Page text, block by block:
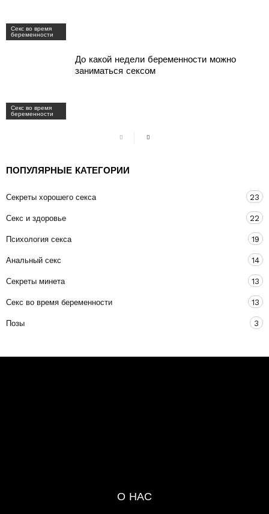
Секс во время
беременности
Секс во время
беременности
До какой недели беременности можно
заниматься сексом
ПОПУЛЯРНЫЕ КАТЕГОРИИ
Секреты хорошего секса 23
Секс и здоровье 22
Психология секса 19
Анальный секс 14
Секреты минета 13
Секс во время беременности 13
Позы 3
О НАС